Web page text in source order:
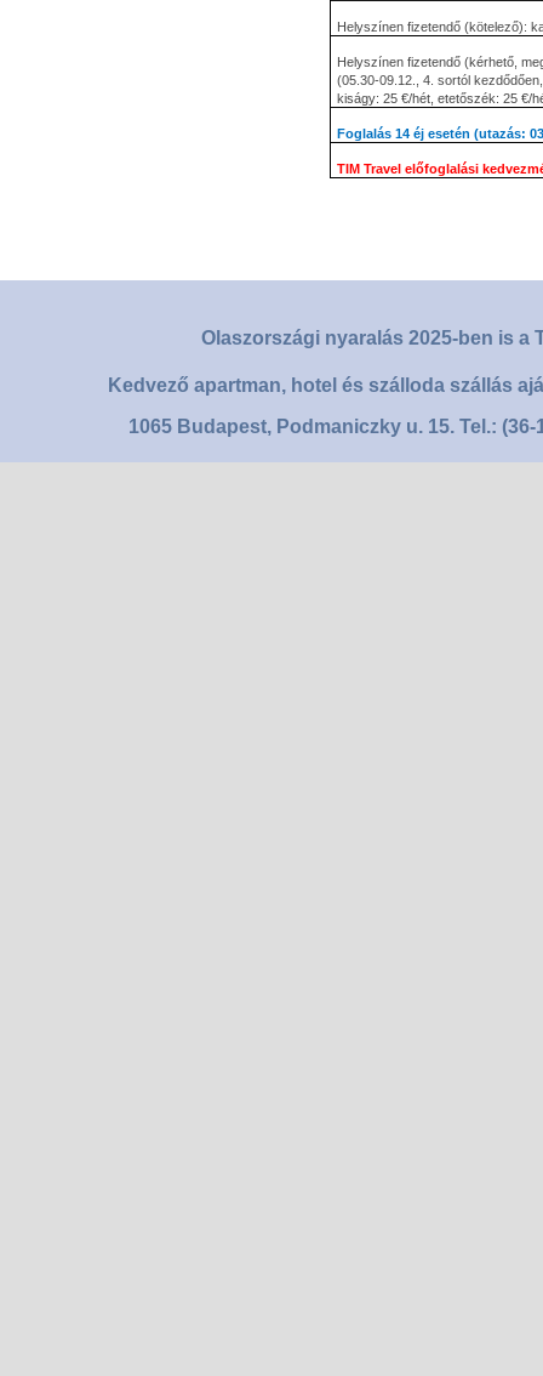
Helyszínen fizetendő (kötelező):
Helyszínen fizetendő (kérhető,
(05.30-09.12., 4. sortól
kiságy: 25 €/hét, etetőszék: 25 €/
Foglalás 14 éj esetén (utazás:
TIM Travel előfoglalási
Olaszországi nyaralás 2025-ben is a
Kedvező apartman, hotel és szálloda szállás
1065 Budapest, Podmaniczky u. 15. Tel.: